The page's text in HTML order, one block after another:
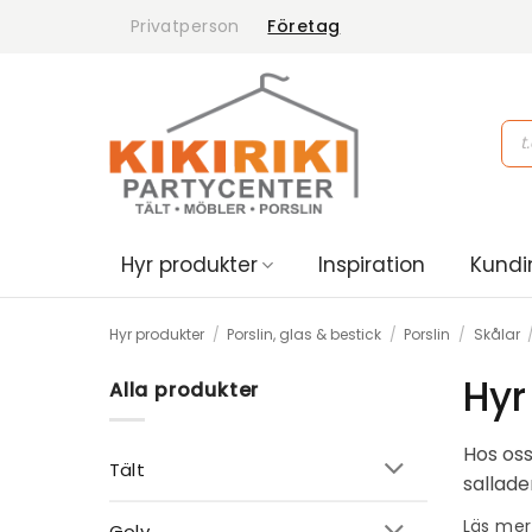
Privatperson Företag
Hyr produkter Inspiration
Hyr produkter / Porslin, glas & bestick / Porslin / Skålar
Alla produkter
Tält
Hos
Läs mer